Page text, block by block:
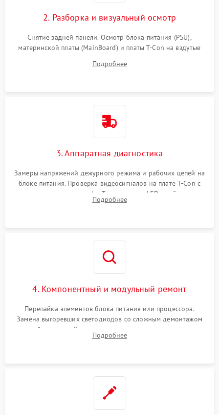
2. Разборка и визуальный осмотр
Снятие задней панели. Осмотр блока питания (PSU),
материнской платы (MainBoard) и платы T-Con на вздутые
Проверка надежности фиксации и целостности шлейфов.
Подробнее
3. Аппаратная диагностика
Замеры напряжений дежурного режима и рабочих цепей на
блоке питания. Проверка видеосигналов на плате T-Con с
помощью осциллографа. Тестирование LED-драйвера и
светодиодных планок подсветки мультиметром.
Подробнее
4. Компонентный и модульный ремонт
Перепайка элементов блока питания или процессора.
Замена выгоревших светодиодов со сложным демонтажом
хрупкой матрицы. Восстановление поврежденных дорожек,
прошивка микросхем памяти EEPROM
Подробнее